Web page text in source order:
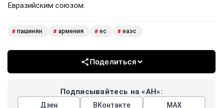
Евразийским союзом.
# пашинян # армения # ес # еаэс
Поделиться
Подписывайтесь на «АН»:
Дзен ВКонтакте МАХ